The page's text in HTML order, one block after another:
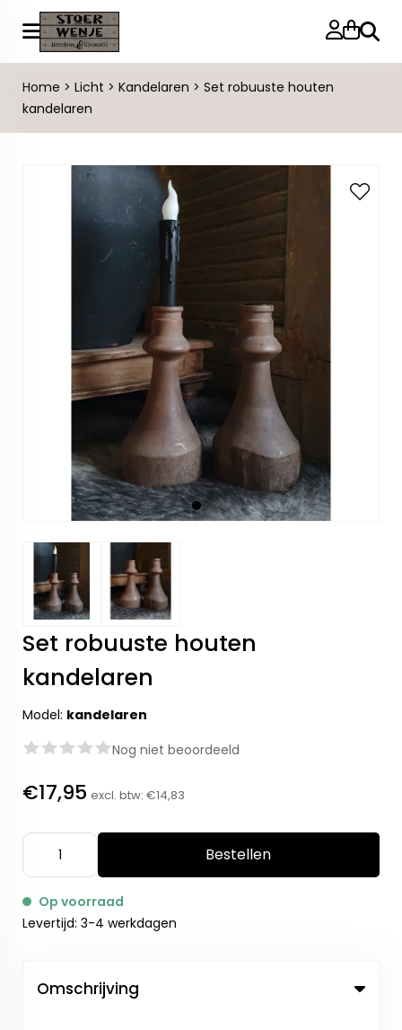
Home > Licht > Kandelaren > Set robuuste houten
kandelaren
Set robuuste houten
kandelaren
Model: kandelaren
Nog niet beoordeeld
€17,95 excl. btw: €14,83
Bestellen
Op voorraad
Levertijd: 3-4 werkdagen
Omschrijving